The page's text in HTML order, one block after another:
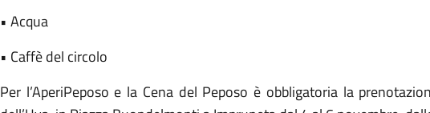
• Acqua
• Caffè del circolo
Per l’AperiPeposo e la Cena del Peposo è obbligatoria la